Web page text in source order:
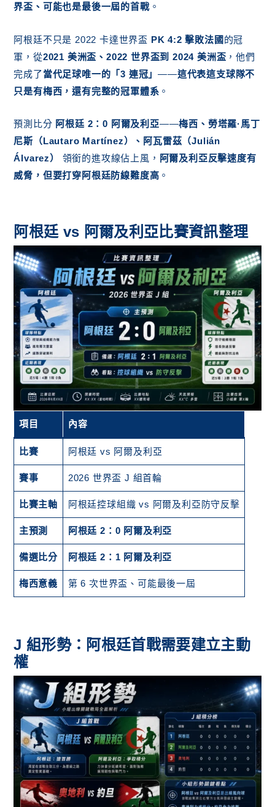
Q7：阿根廷下一場對手是誰？
勝
界盃、可能也是最後一屆的首戰。
阿根廷不只是 2022 卡達世界盃 PK 4:2 擊敗法國 的冠
軍，從2021 美洲盃、2022 世界盃到 2024 美洲盃 ，他們
完成了 當代足球唯一的「3 連冠」——這代表這支球隊不
只是有梅西，還有完整的冠軍體系 。
預測比分 阿根廷 2：0 阿爾及利亞——梅西、勞塔羅·馬丁
尼斯（Lautaro Martínez）、阿瓦雷茲（Julián
Álvarez）
領銜的進攻線佔上風， 阿爾及利亞反擊速度有
威脅，但要打穿阿根廷防線難度高 。
阿根廷 vs 阿爾及利亞比賽資訊整理
項目 內容
比賽 阿根廷 vs 阿爾及利亞
賽事 2026 世界盃 J 組首輪
比賽主軸 阿根廷控球組織 vs 阿爾及利亞防守反擊
主預測 阿根廷 2：0 阿爾及利亞
備選比分 阿根廷 2：1 阿爾及利亞
梅西意義 第 6 次世界盃、可能最後一屆
J 組形勢：阿根廷首戰需要建立主動
權